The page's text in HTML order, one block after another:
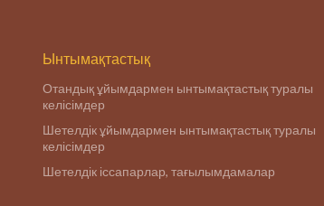
Ынтымақтастық
Отандық ұйымдармен ынтымақтастық туралы
келісімдер
Шетелдік ұйымдармен ынтымақтастық туралы
келісімдер
Шетелдік іссапарлар, тағылымдамалар